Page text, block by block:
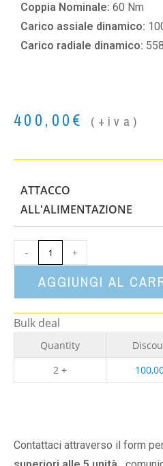
Coppia Nominale: 60 Nm
Carico assiale dinamico:
Carico radiale dinamico:
400,00€ (+iva)
ATTACCO
ALL'ALIMENTAZIONE
- +
AGGIUNGI AL
Bulk deal
Quantity
2 +
Contattaci attraverso il form